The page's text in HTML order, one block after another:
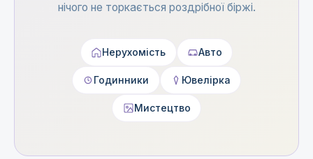
нічого не торкається роздрібної біржі.
Нерухомість Авто
Годинники Ювелірка
Мистецтво